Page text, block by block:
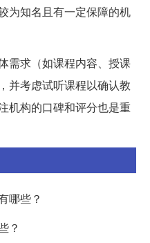
为知名且有一定保障的机
需求（如课程内容、授课
并考虑试听课程以确认教
机构的口碑和评分也是重
哪些？
？